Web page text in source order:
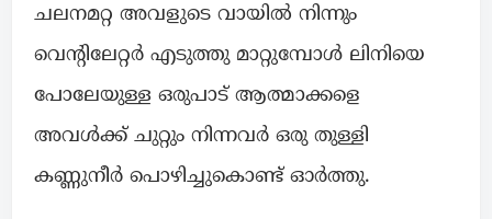
ചലനമറ്റ അവളുടെ വായിൽ നിന്നും
വെന്റിലേറ്റർ എടുത്തു മാറ്റുമ്പോൾ ലിനിയെ
പോലേയുള്ള ഒരുപാട് ആത്മാക്കളെ
അവൾക്ക് ചുറ്റും നിന്നവർ ഒരു തുള്ളി
കണ്ണുനീർ പൊഴിച്ചുകൊണ്ട് ഓർത്തു.